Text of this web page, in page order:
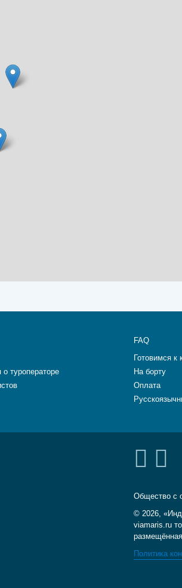
туроператоре
FAQ
Готовимся к
На борту
Оплата
Общество с
© 2026,
viamaris.ru
Политика